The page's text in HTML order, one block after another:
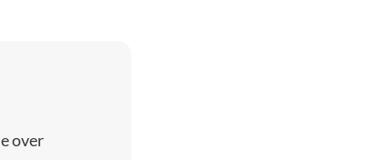
over